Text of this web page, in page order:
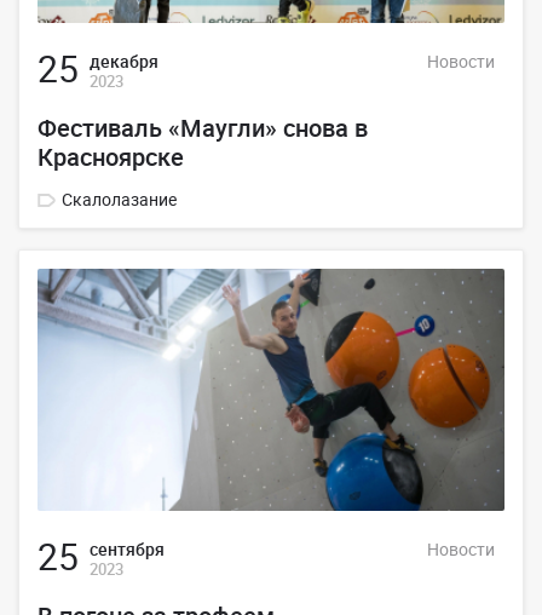
25 декабря
2023
Новости
Фестиваль «Маугли» снова в
Красноярске
Скалолазание
25 сентября
2023
Новости